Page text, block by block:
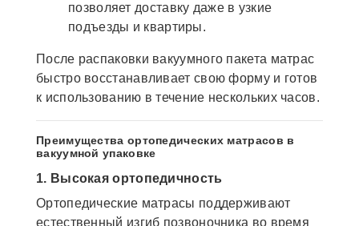
позволяет доставку даже в узкие
подъезды и квартиры.
После распаковки вакуумного пакета матрас
быстро восстанавливает свою форму и готов
к использованию в течение нескольких часов.
Преимущества ортопедических матрасов в
вакуумной упаковке
1. Высокая ортопедичность
Ортопедические матрасы поддерживают
естественный изгиб позвоночника во время